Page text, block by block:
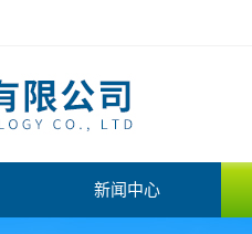
新闻中心